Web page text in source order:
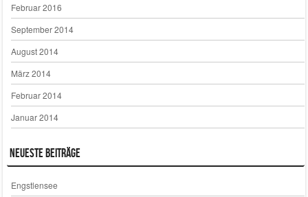
Februar 2016
September 2014
August 2014
März 2014
Februar 2014
Januar 2014
Neueste Beiträge
Engstlensee